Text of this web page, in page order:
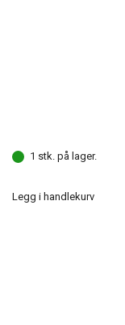
1 stk. på lager.
Legg i handlekurv